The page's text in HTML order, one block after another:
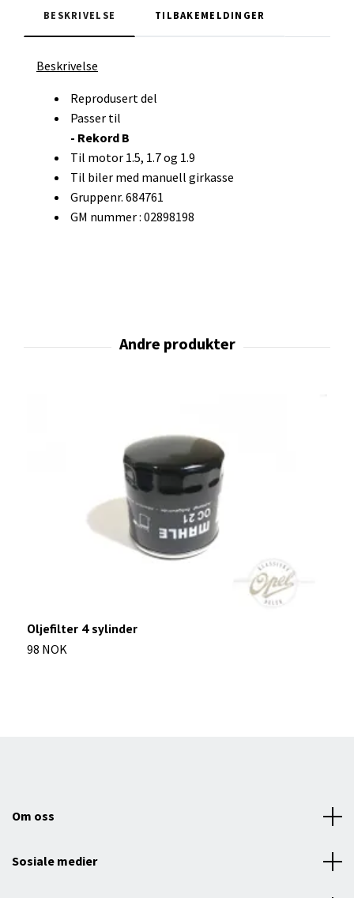
BESKRIVELSE TILBAKEMELDINGER
Beskrivelse
Reprodusert del
Passer til
- Rekord B
Til motor 1.5, 1.7 og 1.9
Til biler med manuell girkasse
Gruppenr. 684761
GM nummer : 02898198
Oljefilter 4 sylinder
98 NOK
Om oss
Sosiale medier